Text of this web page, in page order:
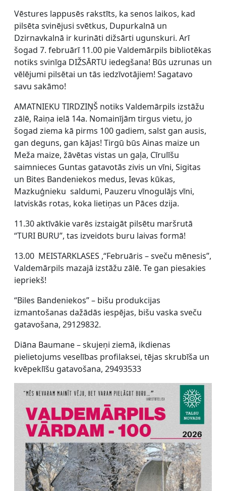
Vēstures lappusēs rakstīts, ka senos laikos, kad
pilsēta svinējusi svētkus, Dupurkalnā un
Dzirnavkalnā ir kurināti dižsārti ugunskuri. Arī
šogad 7. februārī 11.00 pie Valdemārpils bibliotēkas
notiks svinīga DIŽSĀRTU iedegšana! Būs uzrunas un
vēlējumi pilsētai un tās iedzīvotājiem! Sagatavo
savu sakāmo!
AMATNIEKU TIRDZIŅŠ notiks Valdemārpils izstāžu
zālē, Raiņa ielā 14a. Nomainījām tirgus vietu, jo
šogad ziema kā pirms 100 gadiem, salst gan ausis,
gan deguns, gan kājas! Tirgū būs Ainas maize un
Meža maize, žāvētas vistas un gaļa, Cīrulīšu
saimnieces Guntas gatavotās zivis un vīni, Sigitas
un Bites Bandeniekos medus, Ievas kūkas,
Mazkuģnieku saldumi, Pauzeru vīnogulājs vīni,
latviskās rotas, koka lietiņas un Pāces dzija.
11.30 aktīvākie varēs izstaigāt pilsētu maršrutā
“TURI BURU”, tas izveidots buru laivas formā!
13.00 MEISTARKLASES ,“Februāris – sveču mēnesis”,
Valdemārpils mazajā izstāžu zālē. Te gan piesakies
iepriekš!
“Biles Bandeniekos” – bišu produkcijas
izmantošanas dažādās iespējas, bišu vaska sveču
gatavošana, 29129832.
Diāna Baumane – skujeņi ziemā, ikdienas
pielietojums veselības profilaksei, tējas skrubīša un
kvēpeklīšu gatavošana, 29493533